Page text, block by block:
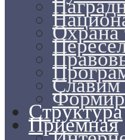
Охрана
Славим
Структура
Приемная